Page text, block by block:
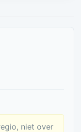
niet over